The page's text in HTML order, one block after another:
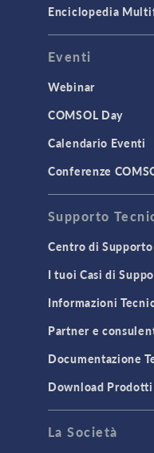
Enciclopedia
Eventi
Webinar
COMSOL Day
Calendario Eventi
Conferenze
Supporto
Centro di Supporto
I tuoi Casi di
Informazioni
Partner e
Documentazione
Download Prodotti
La Società